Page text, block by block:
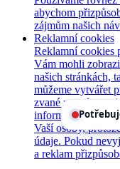
abychom
zájmům našich
Reklamní cookies
Reklamní cookies
Vám mohli
našich stránkách,
můžeme vytvářet
zvané
informací není
Vaší osoby,
údaje. Pokud
a reklam
Potřebujete
Chettyho.